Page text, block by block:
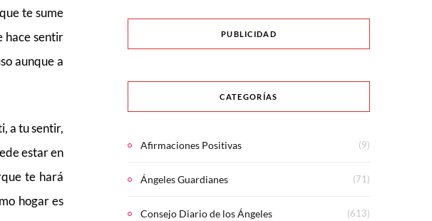
te sume
hace sentir
aunque a
a tu sentir,
estar en
te hará
hogar es
PUBLICIDAD
CATEGORÍAS
Afirmaciones Positivas (9)
Ángeles Guardianes (71)
Consejo Diario de los Ángeles (613)